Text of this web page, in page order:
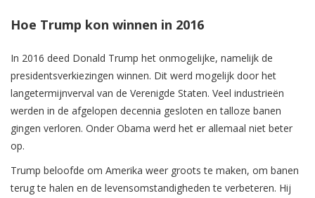
Hoe Trump kon winnen in 2016
In 2016 deed Donald Trump het onmogelijke, namelijk de
presidentsverkiezingen winnen. Dit werd mogelijk door het
langetermijnverval van de Verenigde Staten. Veel industrieën
werden in de afgelopen decennia gesloten en talloze banen
gingen verloren. Onder Obama werd het er allemaal niet beter
op.
Trump beloofde om Amerika weer groots te maken, om banen
terug te halen en de levensomstandigheden te verbeteren. Hij